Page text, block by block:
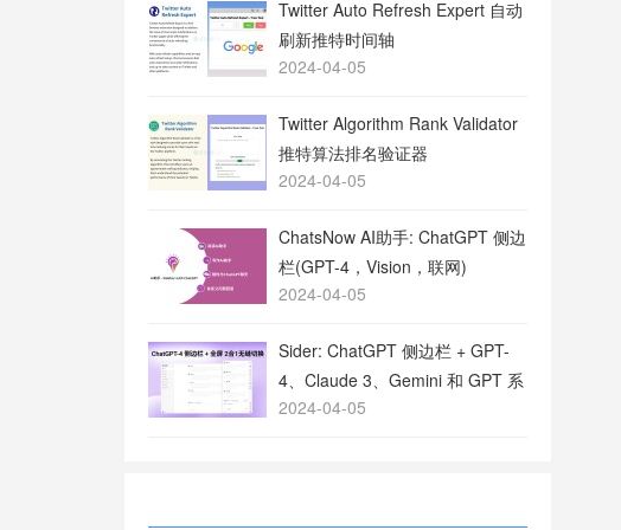
Twitter Auto Refresh Expert 自动
刷新推特时间轴
2024-04-05
Twitter Algorithm Rank Validator
推特算法排名验证器
2024-04-05
ChatsNow AI助手: ChatGPT 侧边
栏(GPT-4，Vision，联网)
2024-04-05
Sider: ChatGPT 侧边栏 + GPT-
4、Claude 3、Gemini 和 GPT 系
列
2024-04-05